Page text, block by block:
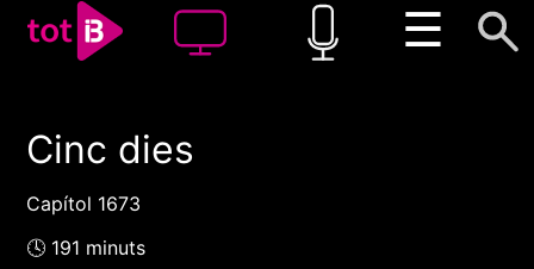
☰
00:00 00:00
Cinc dies
Capítol 1673
🕓 191 minuts